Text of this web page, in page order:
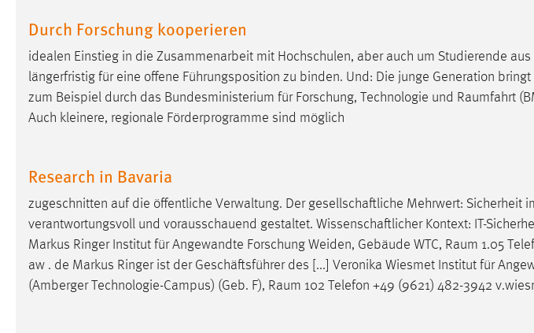
Durch Forschung kooperieren
idealen Einstieg in die Zusammenarbeit mit Hochschulen, aber auch um Studierende
längerfristig für eine offene Führungsposition zu binden. Und: Die junge Generation
zum Beispiel durch das Bundesministerium für Forschung, Technologie und Raumfahrt
Auch kleinere, regionale Förderprogramme sind möglich
Research in Bavaria
zugeschnitten auf die öffentliche Verwaltung. Der gesellschaftliche Mehrwert: Sicherheit
verantwortungsvoll und vorausschauend gestaltet. Wissenschaftlicher Kontext: IT-
Markus Ringer Institut für Angewandte Forschung Weiden, Gebäude WTC, Raum 1.05
aw . de Markus Ringer ist der Geschäftsführer des [...] Veronika Wiesmet Institut für
(Amberger Technologie-Campus) (Geb. F), Raum 102 Telefon +49 (9621) 482-3942